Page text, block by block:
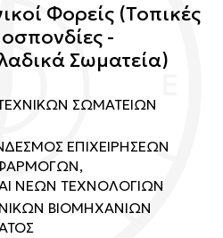
Φορείς (Τοπικές
-
Σωματεία)
ΣΩΜΑΤΕΙΩΝ
ΕΠΙΧΕΙΡΗΣΕΩΝ
ΝΕΩΝ ΤΕΧΝΟΛΟΓΙΩΝ
ΒΙΟΜΗΧΑΝΙΩΝ